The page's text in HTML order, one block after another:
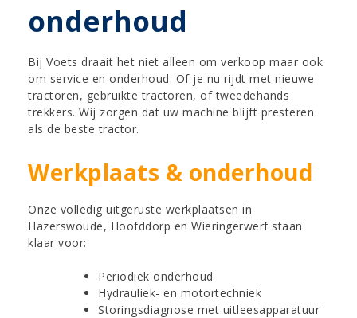
onderhoud
Bij Voets draait het niet alleen om verkoop maar ook
om service en onderhoud. Of je nu rijdt met nieuwe
tractoren, gebruikte tractoren, of tweedehands
trekkers. Wij zorgen dat uw machine blijft presteren
als de beste tractor.
Werkplaats & onderhoud
Onze volledig uitgeruste werkplaatsen in
Hazerswoude, Hoofddorp en Wieringerwerf staan
klaar voor:
Periodiek onderhoud
Hydrauliek- en motortechniek
Storingsdiagnose met uitleesapparatuur